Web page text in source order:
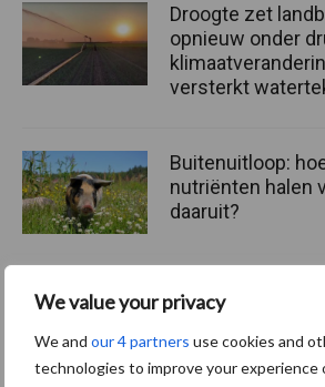
We value your privacy
We and our 4 partners use cookies and
technologies to improve your experience
Droogte zet
opnieuw onder
versterkt
Buitenuitloop:
nutriënten halen
daaruit?
Europese
winstgevende en